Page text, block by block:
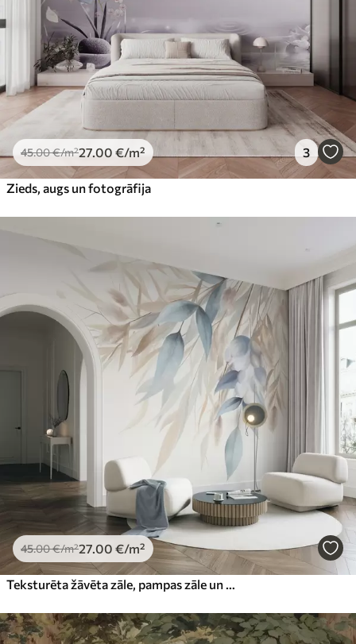
45.00€/m²27 .00 €/m² 3
Zieds, augs un fotogrāfija
45.00€/m²27 .00 €/m²